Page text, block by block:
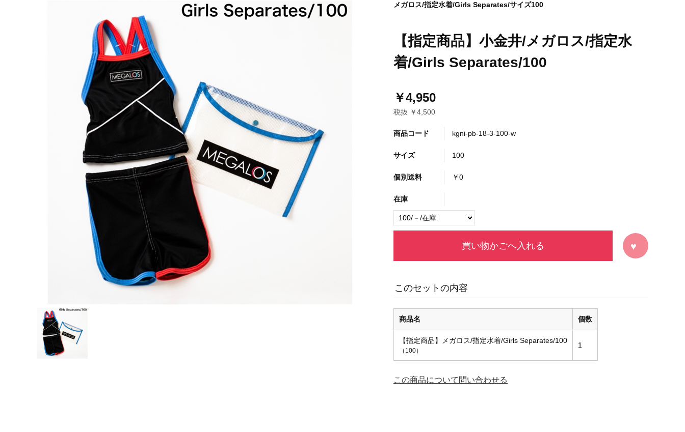
メガロス/指定水着/Girls Separates/サイズ100
【指定商品】小金井/メガロス/指定水
着/Girls Separates/100
￥4,950
税抜 ￥4,500
商品コード kgni-pb-18-3-100-w
サイズ 100
個別送料 ￥0
在庫
買い物かごへ入れる
このセットの内容
商品名 個数
【指定商品】メガロス/指定水着/Girls Separates/100
（100）
1
この商品について問い合わせる